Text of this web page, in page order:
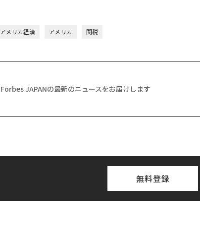
アメリカ経済 アメリカ 関税
Forbes JAPANの最新のニュースをお届けします
無料登録